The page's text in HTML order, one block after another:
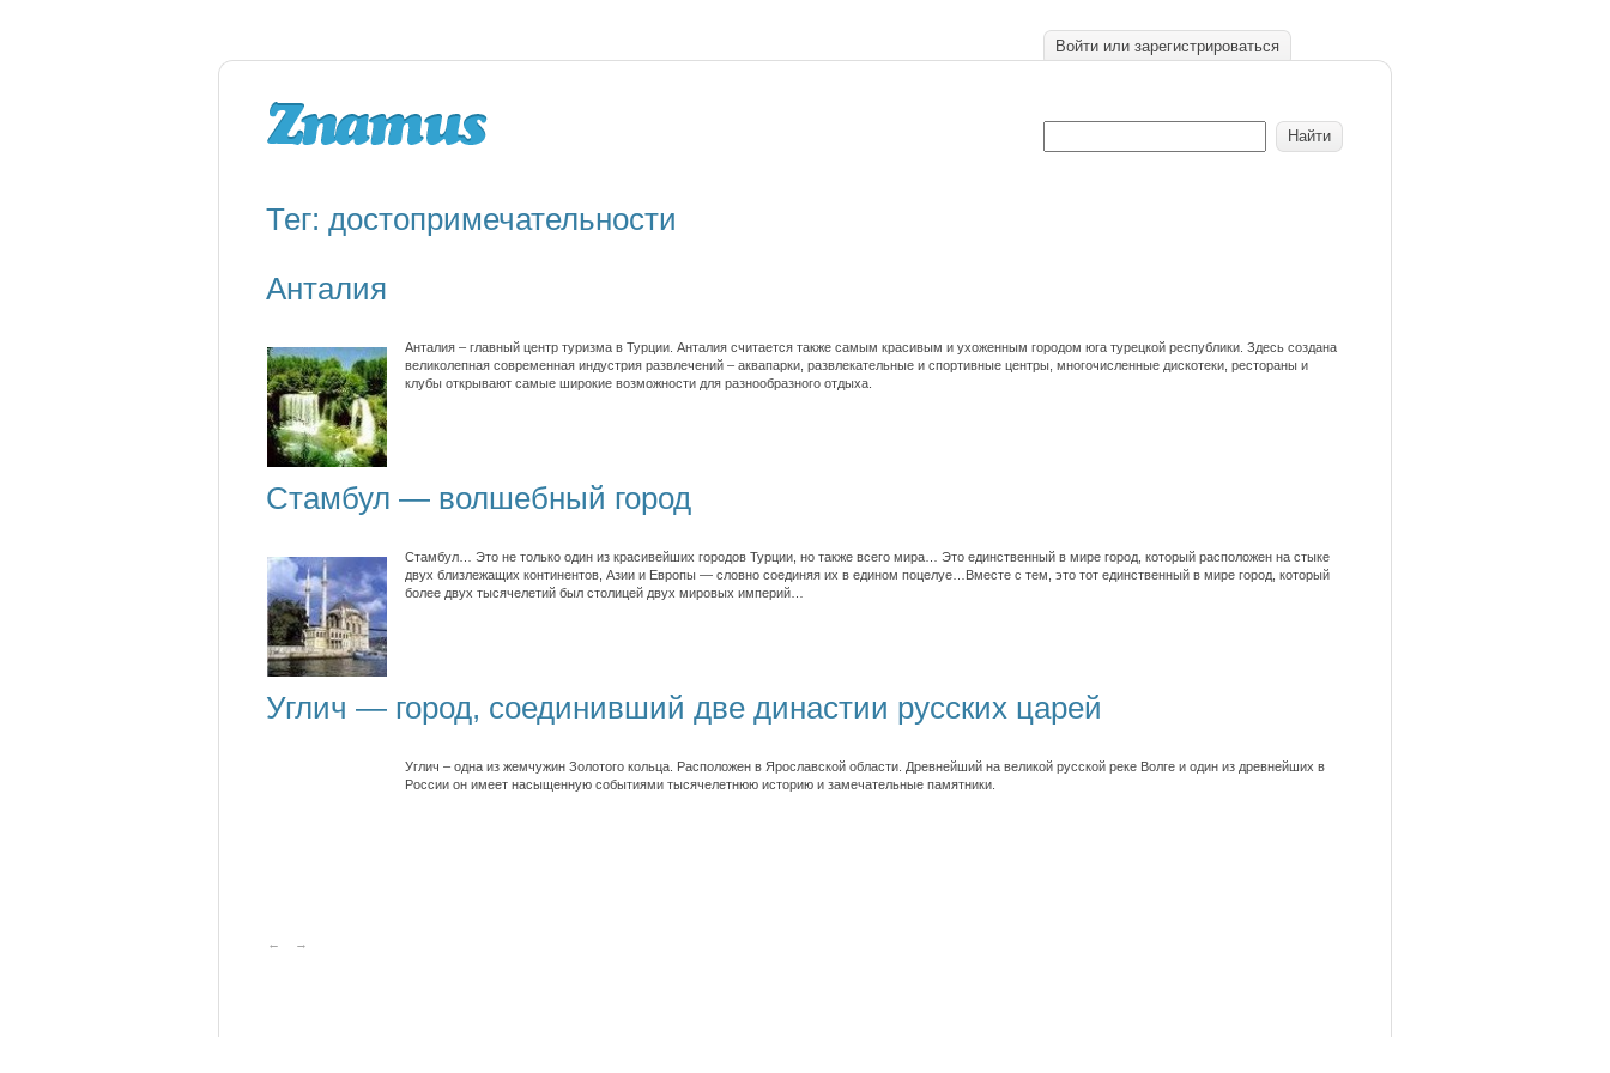
Войти или зарегистрироваться
Тег: достопримечательности
Анталия
Анталия – главный центр туризма в Турции. Анталия считается также самым красивым и ухоженным городом юга турецкой республики. Здесь создана
великолепная современная индустрия развлечений – аквапарки, развлекательные и спортивные центры, многочисленные дискотеки, рестораны и
клубы открывают самые широкие возможности для разнообразного отдыха.
Стамбул — волшебный город
Стамбул… Это не только один из красивейших городов Турции, но также всего мира… Это единственный в мире город, который расположен на стыке
двух близлежащих континентов, Азии и Европы — словно соединяя их в едином поцелуе…Вместе с тем, это тот единственный в мире город, который
более двух тысячелетий был столицей двух мировых империй…
Углич — город, соединивший две династии русских царей
Углич – одна из жемчужин Золотого кольца. Расположен в Ярославской области. Древнейший на великой русской реке Волге и один из древнейших в
России он имеет насыщенную событиями тысячелетнюю историю и замечательные памятники.
← →